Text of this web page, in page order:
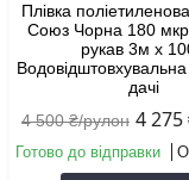
Плівка
Союз Чорна 180
рукав 3м х
Водовідштовхувальна
дачі
4 500 ₴/рулон 4
Готово до відправки